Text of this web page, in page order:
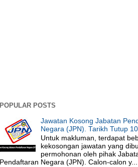
POPULAR POSTS
Jawatan Kosong Jabatan
Negara (JPN). Tarikh Tutup
Untuk makluman, terdapat
kekosongan jawatan yang
permohonan oleh pihak
Pendaftaran Negara (JPN). Calon-calon y...